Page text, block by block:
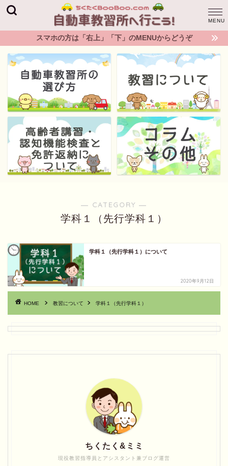
スマホの方は「右上」「下」のMENUからどうぞ
― CATEGORY ―
学科１（先行学科１）
学科１（先行学科１）について
2020年9月12日
HOME 教習について 学科１（先行学科１）
現役教習指導員とアシスタント兼ブログ運営
ちくたく&ミミ